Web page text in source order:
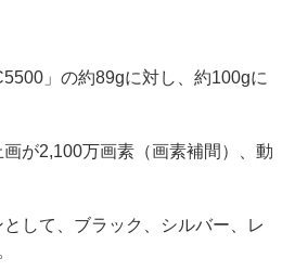
」の約89gに対し、約100gに
が2,100万画素（画素補間）、動
して、ブラック、シルバー、レ